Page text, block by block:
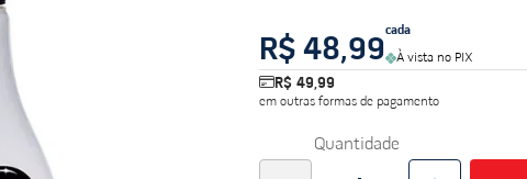
R$ 48,99
cada
À vista no PIX
R$ 49,99
em outras formas de pagamento
Quantidade